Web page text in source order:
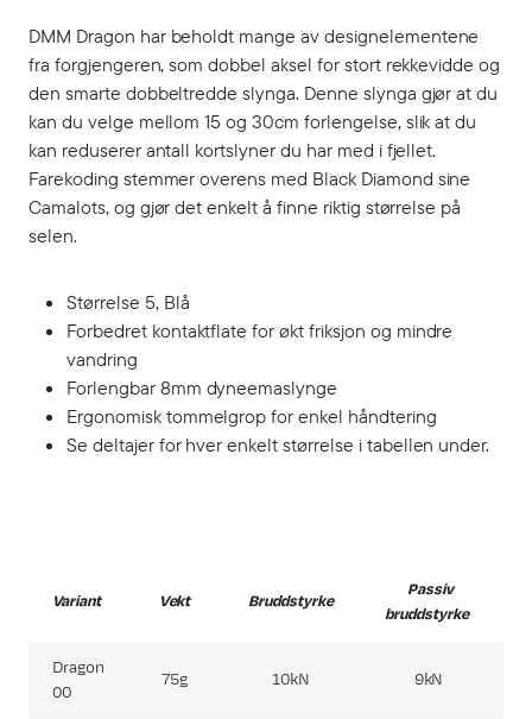
DMM Dragon har beholdt mange av designelementene
fra forgjengeren, som dobbel aksel for stort rekkevidde og
den smarte dobbeltredde slynga. Denne slynga gjør at du
kan du velge mellom 15 og 30cm forlengelse, slik at du
kan reduserer antall kortslyner du har med i fjellet.
Farekoding stemmer overens med Black Diamond sine
Camalots, og gjør det enkelt å finne riktig størrelse på
selen.
Størrelse 5, Blå
Forbedret kontaktflate for økt friksjon og mindre
vandring
Forlengbar 8mm dyneemaslynge
Ergonomisk tommelgrop for enkel håndtering
Se deltajer for hver enkelt størrelse i tabellen under.
Variant Vekt Bruddstyrke
Passiv
bruddstyrke
Dragon
00
75g 10kN 9kN